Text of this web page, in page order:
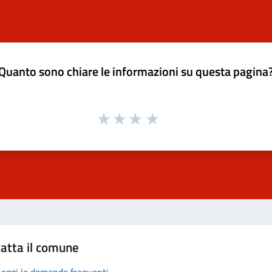
sono chiare le informazioni su questa
il comune